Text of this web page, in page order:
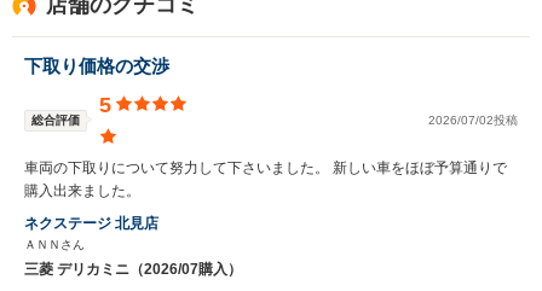
下取り価格の交渉
総合評価
5
2026/07/02投稿
車両の下取りについて努力して下さいました。 新しい車をほぼ予算通りで
購入出来ました。
ネクステージ 北見店
ＡＮＮさん
三菱 デリカミニ（2026/07購入）